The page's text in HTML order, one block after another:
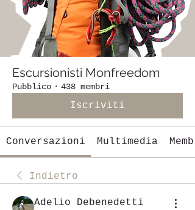
Escursionisti Monfreedom
Pubblico · 438 membri
Iscriviti
Conversazioni Multimedia
Indietro
Adelio Debenedetti